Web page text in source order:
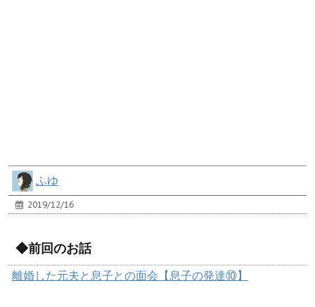
ふゆ
2019/12/16
◆前回のお話
離婚した元夫と息子との面会【息子の発達⑩】